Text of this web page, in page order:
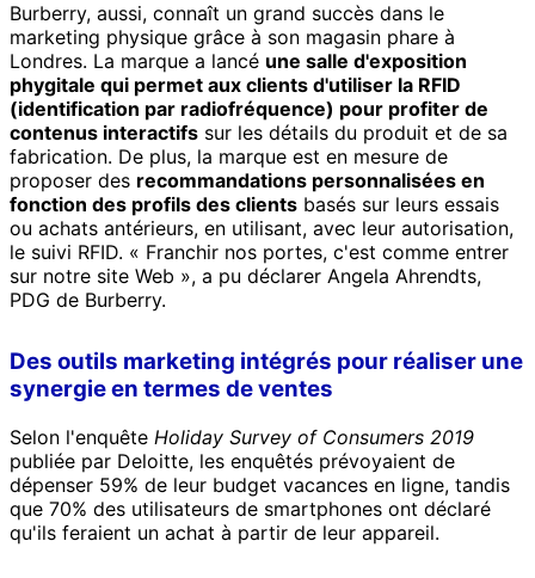
Burberry, aussi, connaît un grand succès dans le
marketing physique grâce à son magasin phare à
Londres. La marque a lancé une salle d'exposition
phygitale qui permet aux clients d'utiliser la RFID
(identification par radiofréquence) pour profiter de
contenus interactifs sur les détails du produit et de sa
fabrication. De plus, la marque est en mesure de
proposer des recommandations personnalisées en
fonction des profils des clients basés sur leurs essais
ou achats antérieurs, en utilisant, avec leur autorisation,
le suivi RFID. « Franchir nos portes, c'est comme entrer
sur notre site Web », a pu déclarer Angela Ahrendts,
PDG de Burberry.
Des outils marketing intégrés pour réaliser une
synergie en termes de ventes
Selon l'enquête Holiday Survey of Consumers 2019
publiée par Deloitte, les enquêtés prévoyaient de
dépenser 59% de leur budget vacances en ligne, tandis
que 70% des utilisateurs de smartphones ont déclaré
qu'ils feraient un achat à partir de leur appareil.